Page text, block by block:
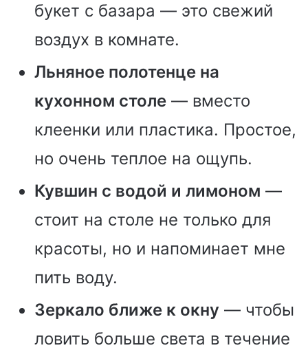
букет с базара — это свежий
воздух в комнате.
Льняное полотенце на
кухонном столе — вместо
клеенки или пластика. Простое,
но очень теплое на ощупь.
Кувшин с водой и лимоном —
стоит на столе не только для
красоты, но и напоминает мне
пить воду.
Зеркало ближе к окну — чтобы
ловить больше света в течение